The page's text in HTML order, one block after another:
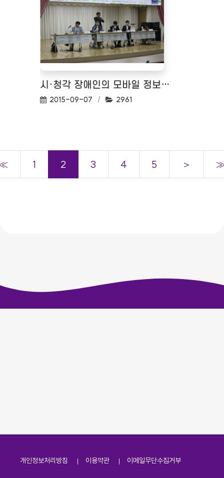
시·청각 장애인의 모바일 정보접근권 토론회
작성일:
2015-09-07 조회수:
2961
1 2 3 4 5 ＞
개인정보처리방침 이용약관 이메일무단수집거부